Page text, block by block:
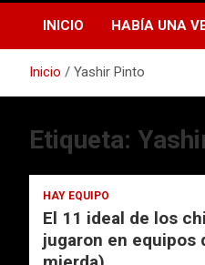
INICIO HABÍA UNA
Inicio Yashir Pinto
Etiqueta:
HAY EQUIPO
El 11 ideal de los
jugaron en equipos